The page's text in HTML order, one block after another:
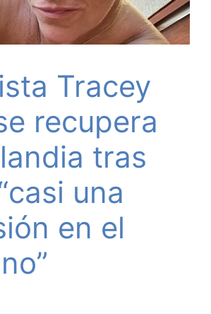
Tracey
recupera
tras
una
en el